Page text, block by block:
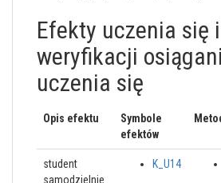
Efekty uczenia się
weryfikacji
uczenia się
Opis efektu
Symbole
efektów
student
samodzielnie
K_U14